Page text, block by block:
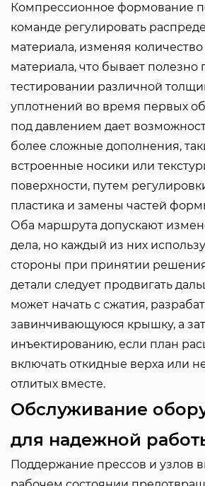
Компрессионное формование
команде регулировать
материала, изменяя
материала, что бывает полезно
тестировании различной
уплотнений во время первых
под давлением дает
более сложные дополнения,
встроенные носики или
поверхности, путем
пластика и замены частей
Оба маршрута допускают
дела, но каждый из них
стороны при принятии
детали следует продвигать
может начать с сжатия,
завинчивающуюся крышку, а
инъектированию, если план
включать откидные верха или
отлитых вместе.
Обслуживание
для надежной
Поддержание прессов и узлов